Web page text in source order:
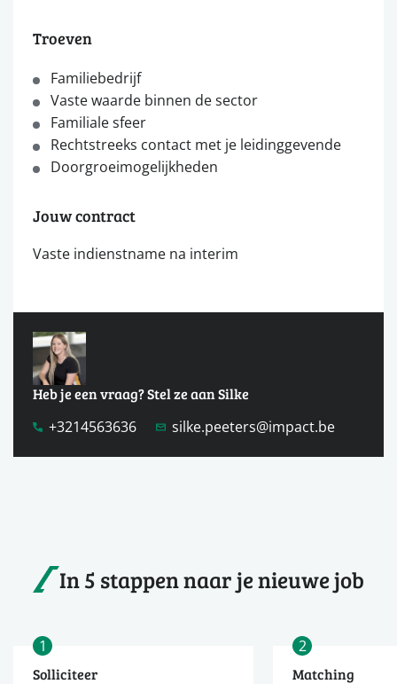
Troeven
Familiebedrijf
Vaste waarde binnen de sector
Familiale sfeer
Rechtstreeks contact met je leidinggevende
Doorgroeimogelijkheden
Jouw contract
Vaste indienstname na interim
Heb je een vraag? Stel ze aan Silke
+3214563636
silke.peeters@impact.be
In 5 stappen naar je nieuwe job
1
Solliciteer
2
Matching